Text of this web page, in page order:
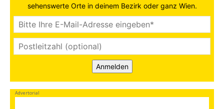
sehenswerte Orte in deinem Bezirk oder ganz Wien.
Anmelden
Advertorial